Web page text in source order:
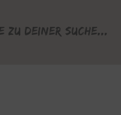
zu deiner Suche...